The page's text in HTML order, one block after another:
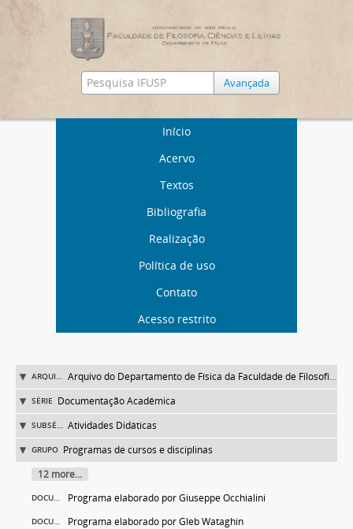
Avançada
Início
Acervo
Textos
Bibliografia
Realização
Política de uso
Contato
Acesso restrito
ARQUIVO Arquivo do Departamento de Física da Faculdade de Filosofia (FFLC)
SÉRIE Documentação Acadêmica
SUBSÉRIE Atividades Didáticas
GRUPO Programas de cursos e disciplinas
12 more...
DOCUMENTO Programa elaborado por Giuseppe Occhialini
DOCUMENTO Programa elaborado por Gleb Wataghin